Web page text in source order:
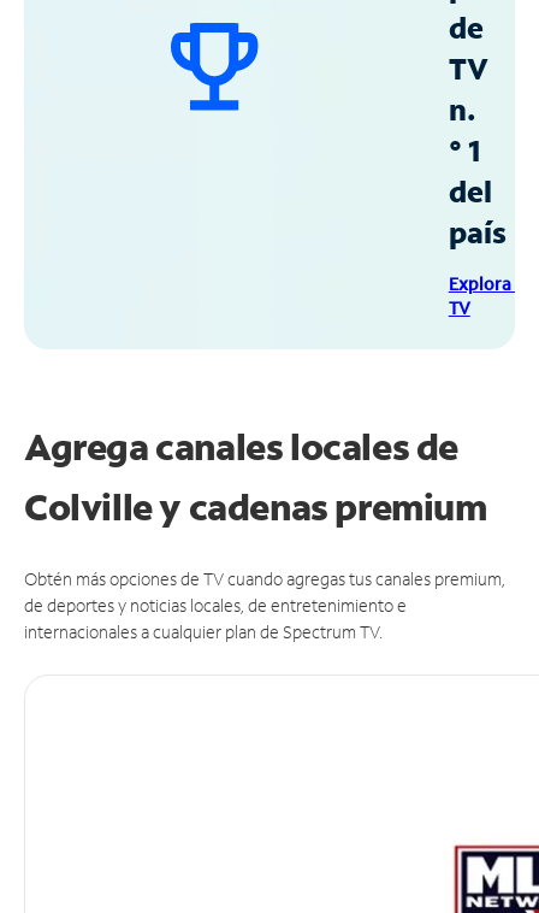
de
TV
n.
° 1
del
país
Explora
TV
Agrega canales locales de
Colville y cadenas premium
Obtén más opciones de TV cuando agregas tus canales premium,
de deportes y noticias locales, de entretenimiento e
internacionales a cualquier plan de Spectrum TV.